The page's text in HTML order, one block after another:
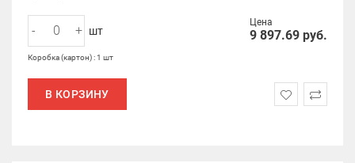
Цена
9 897.69 руб.
- + шт
Коробка (картон) : 1 шт
В КОРЗИНУ